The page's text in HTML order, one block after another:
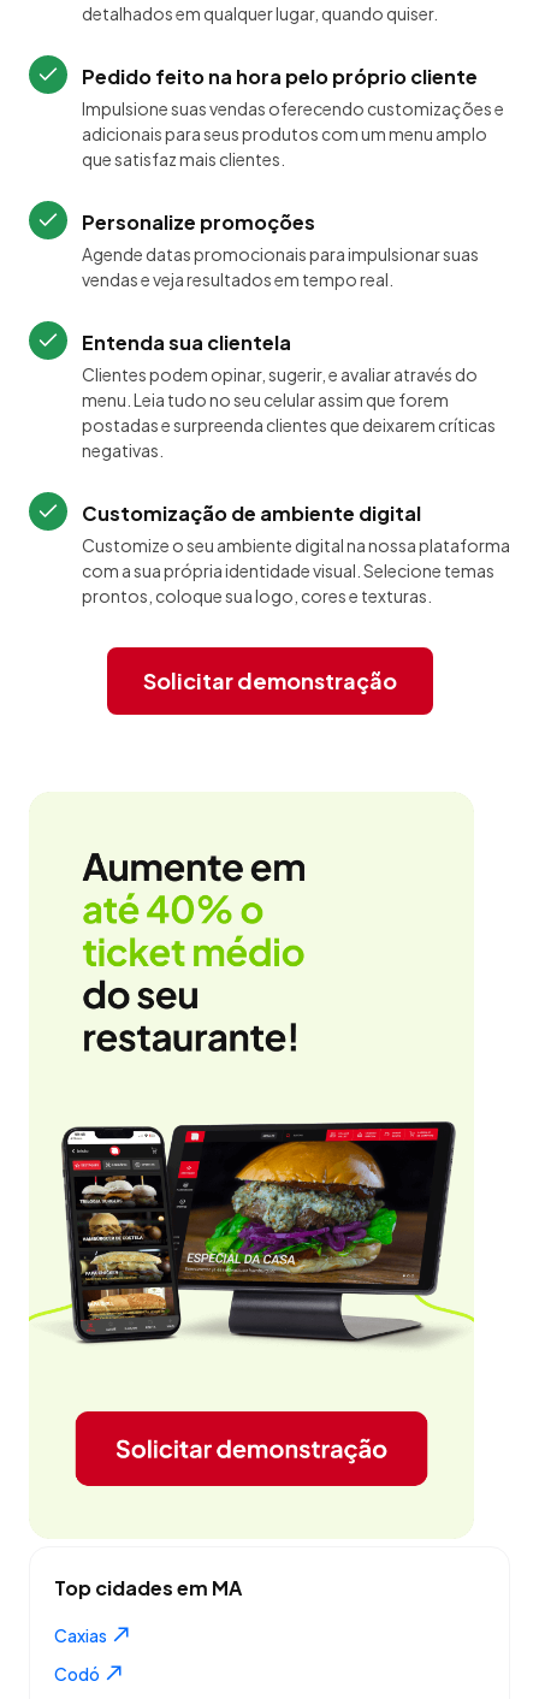
detalhados em qualquer lugar, quando quiser.
Pedido feito na hora pelo próprio cliente
Impulsione suas vendas oferecendo customizações e
adicionais para seus produtos com um menu amplo
que satisfaz mais clientes.
Personalize promoções
Agende datas promocionais para impulsionar suas
vendas e veja resultados em tempo real.
Entenda sua clientela
Clientes podem opinar, sugerir, e avaliar através do
menu. Leia tudo no seu celular assim que forem
postadas e surpreenda clientes que deixarem críticas
negativas.
Customização de ambiente digital
Customize o seu ambiente digital na nossa plataforma
com a sua própria identidade visual. Selecione temas
prontos, coloque sua logo, cores e texturas.
Solicitar demonstração
Top cidades em MA
Caxias
Codó